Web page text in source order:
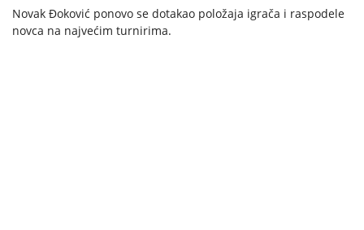
Novak Đoković ponovo se dotakao položaja igrača i raspodele
novca na najvećim turnirima.